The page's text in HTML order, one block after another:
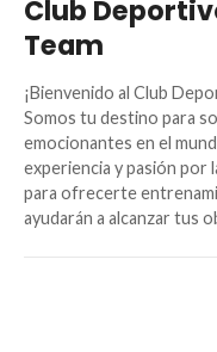
Club
Team
¡Bienvenido al Club
Somos tu destino para
emocionantes en el
experiencia y pasión por
para ofrecerte
ayudarán a alcanzar tus